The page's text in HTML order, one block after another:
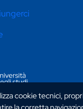
cookie tecnici,